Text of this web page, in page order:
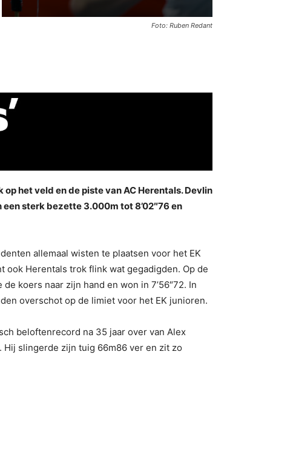
Foto: Ruben Redant
het veld en de piste van AC Herentals. Devlin
sterk bezette 3.000m tot 8’02″76 en
allemaal wisten te plaatsen voor het EK
ook Herentals trok flink wat gegadigden. Op de
koers naar zijn hand en won in 7’56″72. In
overschot op de limiet voor het EK junioren.
beloftenrecord na 35 jaar over van Alex
Hij slingerde zijn tuig 66m86 ver en zit zo